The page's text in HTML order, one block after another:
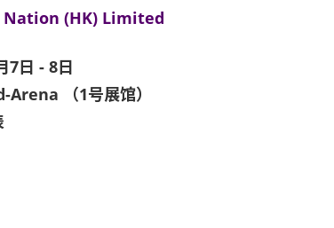
Nation (HK) Limited
7日 - 8日
（1号展馆）